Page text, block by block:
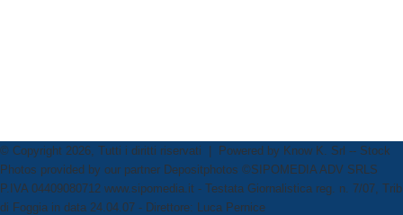
© Copyright 2026, Tutti i diritti riservati | Powered by Know K. Srl -- Stock
Photos provided by our partner Depositphotos ©SIPOMEDIA ADV SRLS
P.IVA 04409080712 www.sipomedia.it - Testata Giornalistica reg. n. 7/07, Trib
di Foggia in data 24.04.07 - Direttore: Luca Pernice